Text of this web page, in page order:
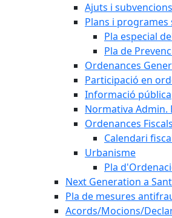
Ajuts i subvencions
Plans i
Pla especial
Pla de
Ordenances
Participació en
Informació pública
Normativa Admin.
Ordenances Fiscals
Calendari
Urbanisme
Pla
Next Generation a
Pla de mesures
Acords/Mocions/